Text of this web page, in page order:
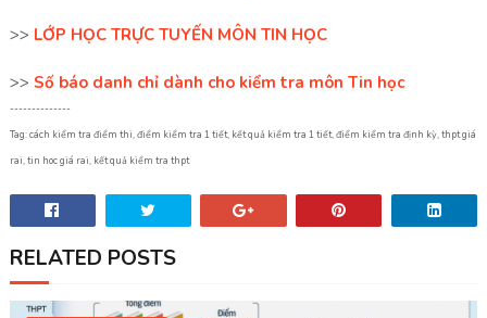
>> LỚP HỌC TRỰC TUYẾN MÔN TIN HỌC
>> Số báo danh chỉ dành cho kiểm tra môn Tin học
--------------
Tag: cách kiểm tra điểm thi, điểm kiểm tra 1 tiết, kết quả kiểm tra 1 tiết, điểm kiểm tra định kỳ, thpt giá
rai, tin hoc giá rai, kết quả kiểm tra thpt
RELATED POSTS